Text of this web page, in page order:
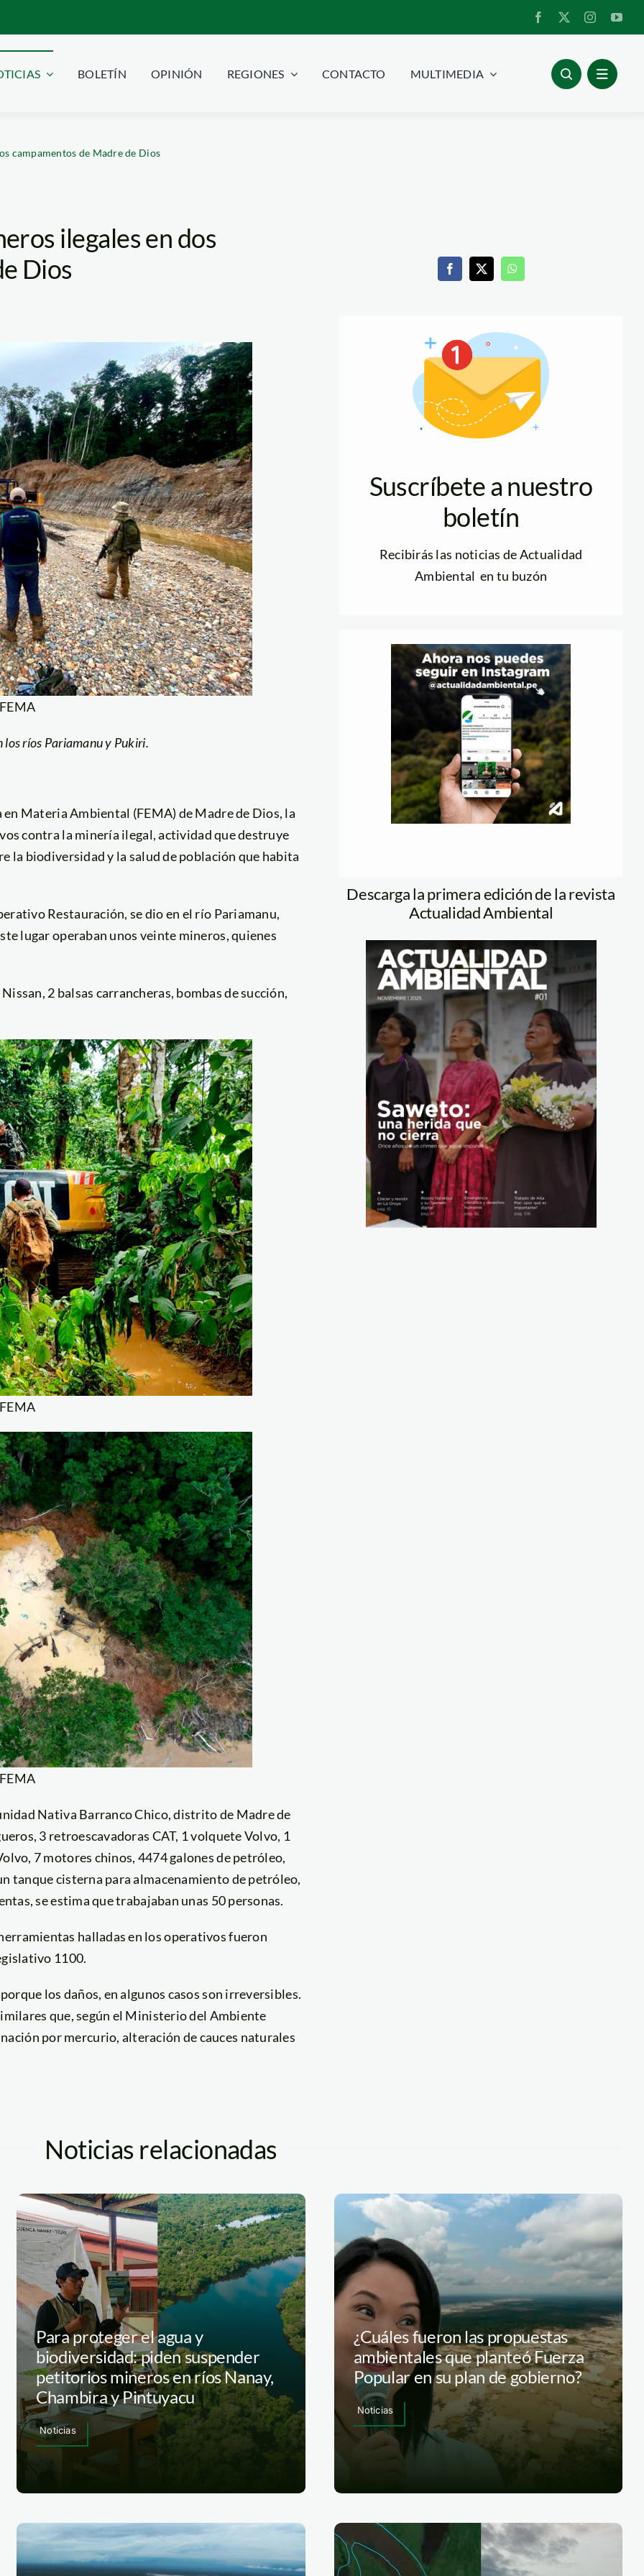
BOLETÍN OPINIÓN REGIONES CONTACTO MULTIMEDIA
campamentos de Madre de Dios
ilegales en dos
Dios
ríos Pariamanu y Pukiri.
Materia Ambiental (FEMA) de Madre de Dios, la
contra la minería ilegal, actividad que destruye
la biodiversidad y la salud de población que habita
Restauración, se dio en el río Pariamanu,
lugar operaban unos veinte mineros, quienes
2 balsas carrancheras, bombas de succión,
Nativa Barranco Chico, distrito de Madre de
3 retroescavadoras CAT, 1 volquete Volvo, 1
7 motores chinos, 4474 galones de petróleo,
tanque cisterna para almacenamiento de petróleo,
se estima que trabajaban unas 50 personas.
halladas en los operativos fueron
1100.
los daños, en algunos casos son irreversibles.
que, según el Ministerio del Ambiente
por mercurio, alteración de cauces naturales
Suscríbete a nuestro
boletín
Recibirás las noticias de Actualidad
Ambiental en tu buzón
Descarga la primera edición de la revista
Actualidad Ambiental
Noticias relacionadas
Para proteger el agua y
biodiversidad: piden suspender
petitorios mineros en ríos Nanay,
Chambira y Pintuyacu
Noticias
¿Cuáles fueron las propuestas
ambientales que planteó Fuerza
Popular en su plan de gobierno?
Noticias